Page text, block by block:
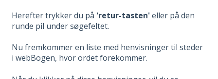
Herefter trykker du på 'retur-tasten'eller på den
runde pil under søgefeltet.
Nu fremkommer en liste med henvisninger til steder
i webBogen, hvor ordet forekommer.